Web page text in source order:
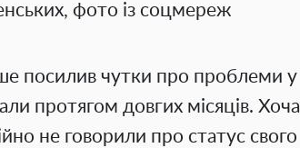
фото із соцмереж
посилив чутки про проблеми у
протягом довгих місяців. Хоча
не говорили про статус свого